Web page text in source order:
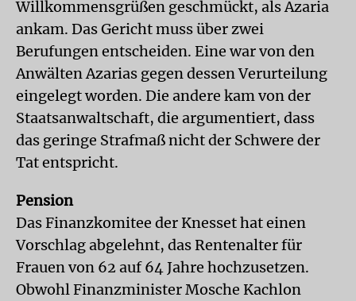
Willkommensgrüßen geschmückt, als Azaria
ankam. Das Gericht muss über zwei
Berufungen entscheiden. Eine war von den
Anwälten Azarias gegen dessen Verurteilung
eingelegt worden. Die andere kam von der
Staatsanwaltschaft, die argumentiert, dass
das geringe Strafmaß nicht der Schwere der
Tat entspricht.
Pension
Das Finanzkomitee der Knesset hat einen
Vorschlag abgelehnt, das Rentenalter für
Frauen von 62 auf 64 Jahre hochzusetzen.
Obwohl Finanzminister Mosche Kachlon